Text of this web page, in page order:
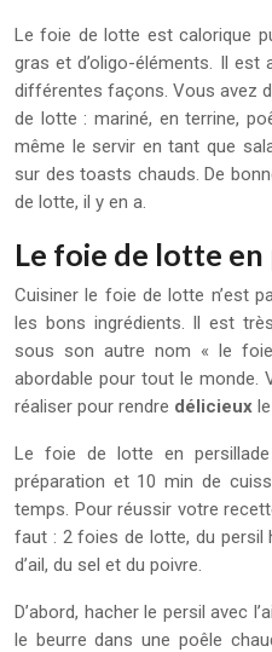
Le foie de lotte est calorique
gras et d’oligo-éléments. Il est
différentes façons. Vous avez
de lotte : mariné, en terrine,
même le servir en tant que
sur des toasts chauds. De
de lotte, il y en a.
Le foie de lotte
Cuisiner le foie de lotte n’est
les bons ingrédients. Il est
sous son autre nom « le
abordable pour tout le monde.
réaliser pour rendre délicieux
Le foie de lotte en
préparation et 10 min de
temps. Pour réussir votre
faut : 2 foies de lotte, du persil
d’ail, du sel et du poivre.
D’abord, hacher le persil avec
le beurre dans une poêle